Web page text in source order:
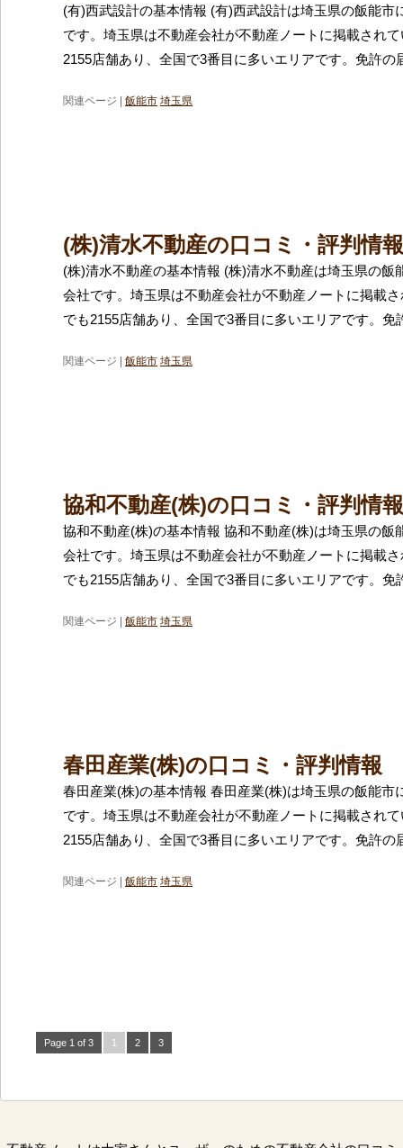
(有)西武設計の基本情報 (有)西武設計は埼玉県の飯能市
です。埼玉県は不動産会社が不動産ノートに掲載され
2155店舗あり、全国で3番目に多いエリアです。免許の
関連ページ | 飯能市 埼玉県
(株)清水不動産の口コミ・評判情報
(株)清水不動産の基本情報 (株)清水不動産は埼玉県の飯
会社です。埼玉県は不動産会社が不動産ノートに掲載
でも2155店舗あり、全国で3番目に多いエリアです。免
関連ページ | 飯能市 埼玉県
協和不動産(株)の口コミ・評判情報
協和不動産(株)の基本情報 協和不動産(株)は埼玉県の飯
会社です。埼玉県は不動産会社が不動産ノートに掲載
でも2155店舗あり、全国で3番目に多いエリアです。免
関連ページ | 飯能市 埼玉県
春田産業(株)の口コミ・評判情報
春田産業(株)の基本情報 春田産業(株)は埼玉県の飯能市
です。埼玉県は不動産会社が不動産ノートに掲載され
2155店舗あり、全国で3番目に多いエリアです。免許の
関連ページ | 飯能市 埼玉県
Page 1 of 3 1 2 3